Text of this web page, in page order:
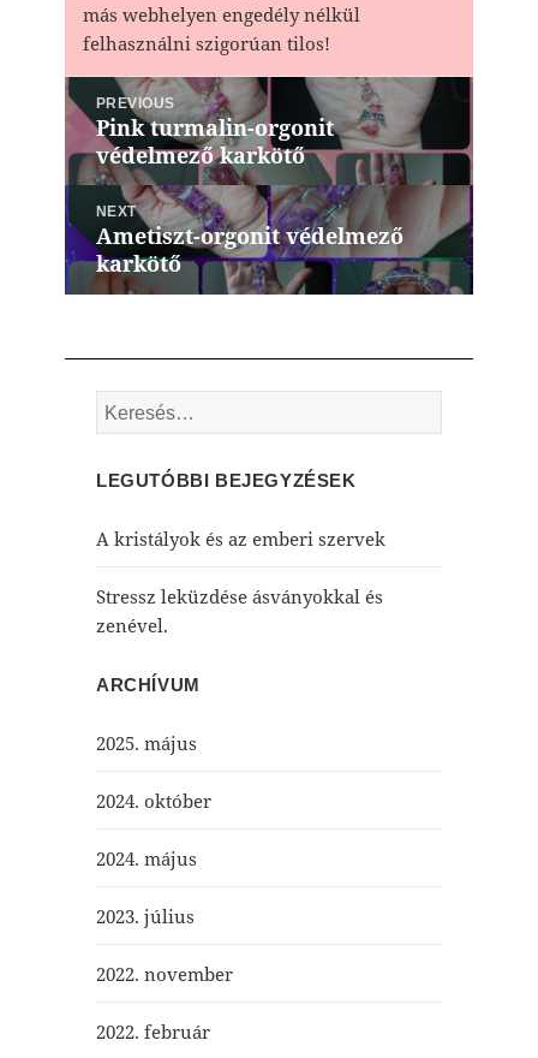
más webhelyen engedély nélkül
felhasználni szigorúan tilos!
Bejegyzés
navigáció
PREVIOUS
Previous
post:
Pink turmalin-orgonit
védelmező karkötő
NEXT
Next
post:
Ametiszt-orgonit védelmező
karkötő
Keresés:
LEGUTÓBBI BEJEGYZÉSEK
A kristályok és az emberi szervek
Stressz leküzdése ásványokkal és
zenével.
ARCHÍVUM
2025. május
2024. október
2024. május
2023. július
2022. november
2022. február